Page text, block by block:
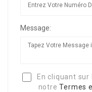
Message:
En cliquant
notreTermes